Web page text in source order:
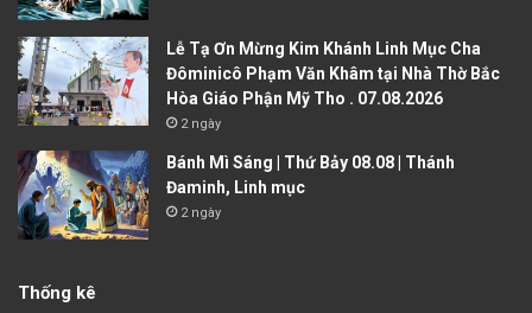
Lễ Tạ Ơn Mừng Kim Khánh Linh Mục Cha
Đôminicô Phạm Văn Khâm tại Nhà Thờ Bắc
Hòa Giáo Phận Mỹ Tho . 07.08.2026
2 ngày
Bánh Mì Sáng | Thứ Bảy 08.08 | Thánh
Đaminh, Linh mục
2 ngày
Thống kê